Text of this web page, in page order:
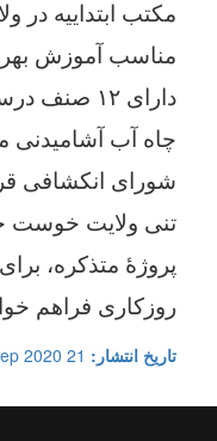
مکتب ابتداییه
مناسب آموزش
چاه آب آشامیدنی
شورای انکشافی
تنی ولایت خوست
روزکاری فراهم
تاریخ انتشار: 21 Sep 2020